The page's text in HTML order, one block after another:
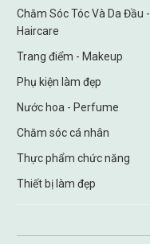
Chăm Sóc Tóc Và Da Đầu -
Haircare
Trang điểm - Makeup
Phụ kiện làm đẹp
Nước hoa - Perfume
Chăm sóc cá nhân
Thực phẩm chức năng
Thiết bị làm đẹp